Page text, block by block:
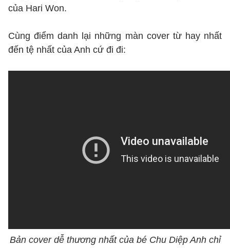
của Hari Won.
Cùng điểm danh lại những màn cover từ hay nhất
đến tệ nhất của Anh cứ đi đi:
Bản cover dễ thương nhất của bé Chu Diệp Anh chỉ